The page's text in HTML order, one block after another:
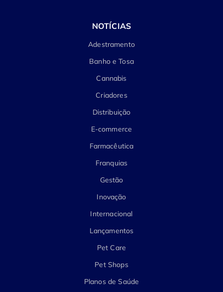
NOTÍCIAS
Adestramento
Banho e Tosa
Cannabis
Criadores
Distribuição
E-commerce
Farmacêutica
Franquias
Gestão
Inovação
Internacional
Lançamentos
Pet Care
Pet Shops
Planos de Saúde